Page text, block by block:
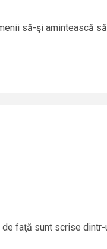
să-şi amintească
faţă sunt scrise dintr-